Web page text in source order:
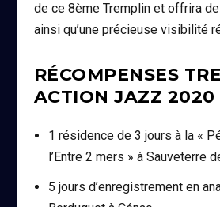
de ce 8ème Tremplin et offrira
ainsi qu’une précieuse visibilité
RÉCOMPENSES
ACTION JAZZ 2020
1 résidence de 3 jours à la «
l’Entre 2 mers » à Sauveterre
5 jours d’enregistrement en